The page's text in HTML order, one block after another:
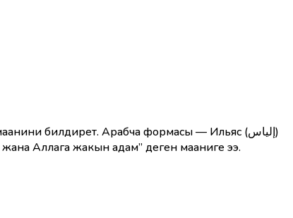
Аллага жакын адам” деген мааниге ээ.